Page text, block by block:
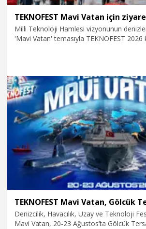
Milli Teknoloji Hamlesi vizyonunun
'Mavi Vatan' temasıyla TEKNOFEST 2026
keşfetme fırsatı sunuluyor. Katılımın
TEKNOFEST Mavi Vatan’da çevrim içi kayıt
5.08.2026 Teknoloji
Denizcilik, Havacılık, Uzay ve Teknoloji
Mavi Vatan, 20-23 Ağustos’ta Gölcük